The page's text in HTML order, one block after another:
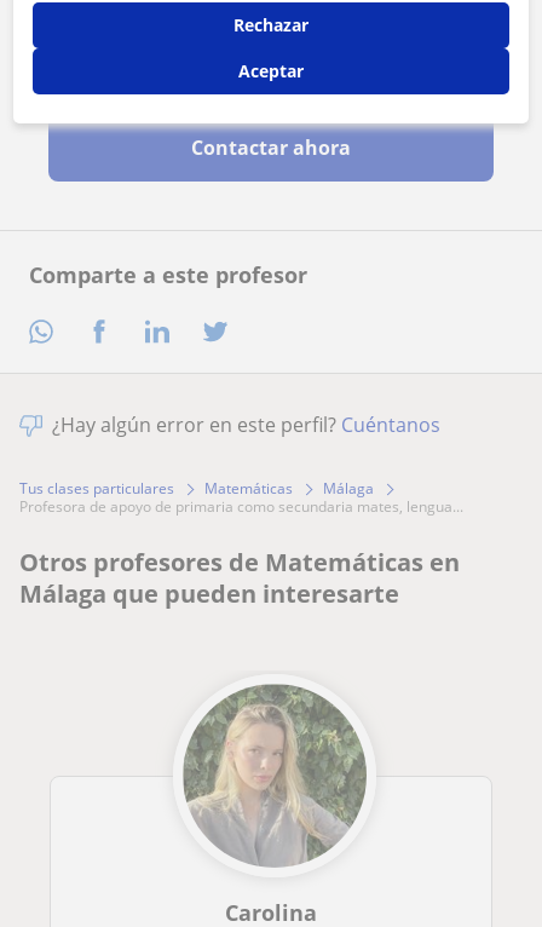
Comparte a este profesor
Al hacer clic, aceptas nuestroaviso legal
Contactar ahora
¿Hay algún error en este perfil? Cuéntanos
Tus clases particulares Matemáticas
Málaga
profesora de apoyo de primaria como secundaria mates, lengua...
Otros profesores de Matemáticas en
Málaga que pueden interesarte
Carolina
Rechazar
Aceptar